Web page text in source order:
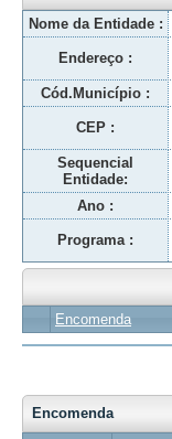
Nome da Entidade :
Endereço :
Cód.Município :
CEP :
Sequencial
Entidade:
Ano :
Programa :
Encomenda
Encomenda